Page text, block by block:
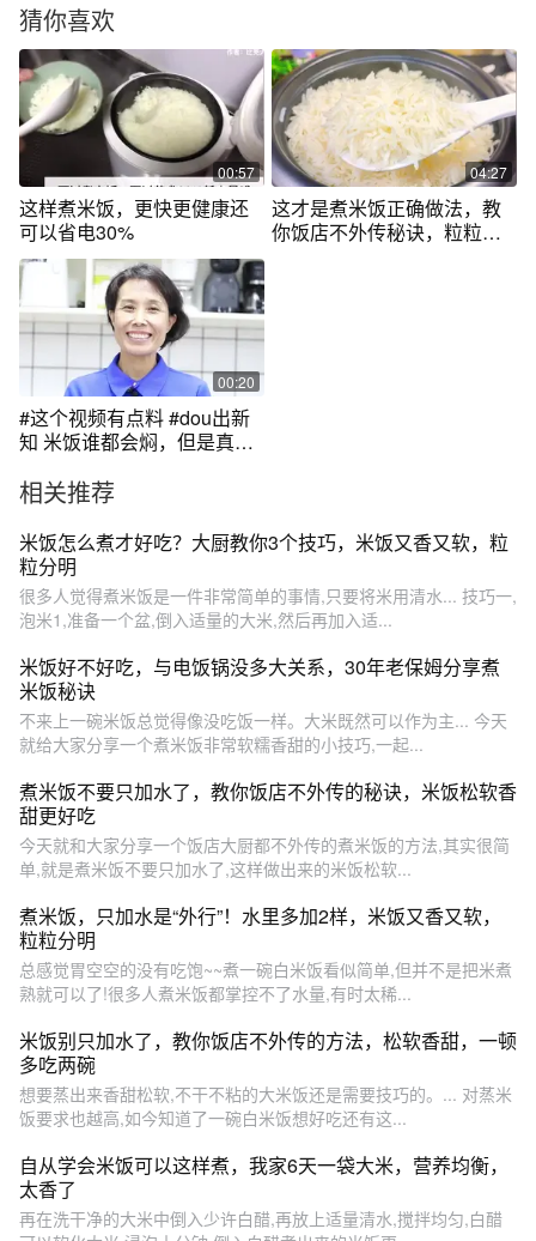
猜你喜欢
00:57
这样煮米饭，更快更健康还
可以省电30%
04:27
这才是煮米饭正确做法，教
你饭店不外传秘诀，粒粒分
00:20
#这个视频有点料 #dou出新
知 米饭谁都会焖，但是真正
相关推荐
米饭怎么煮才好吃？大厨教你3个技巧，米饭又香又软，粒
粒分明
很多人觉得煮米饭是一件非常简单的事情,只要将米用清水... 技巧一,
泡米1,准备一个盆,倒入适量的大米,然后再加入适...
米饭好不好吃，与电饭锅没多大关系，30年老保姆分享煮
米饭秘诀
不来上一碗米饭总觉得像没吃饭一样。大米既然可以作为主... 今天
就给大家分享一个煮米饭非常软糯香甜的小技巧,一起...
煮米饭不要只加水了，教你饭店不外传的秘诀，米饭松软香
甜更好吃
今天就和大家分享一个饭店大厨都不外传的煮米饭的方法,其实很简
单,就是煮米饭不要只加水了,这样做出来的米饭松软...
煮米饭，只加水是“外行”！水里多加2样，米饭又香又软，
粒粒分明
总感觉胃空空的没有吃饱~~煮一碗白米饭看似简单,但并不是把米煮
熟就可以了!很多人煮米饭都掌控不了水量,有时太稀...
米饭别只加水了，教你饭店不外传的方法，松软香甜，一顿
多吃两碗
想要蒸出来香甜松软,不干不粘的大米饭还是需要技巧的。... 对蒸米
饭要求也越高,如今知道了一碗白米饭想好吃还有这...
自从学会米饭可以这样煮，我家6天一袋大米，营养均衡，
太香了
再在洗干净的大米中倒入少许白醋,再放上适量清水,搅拌均匀,白醋